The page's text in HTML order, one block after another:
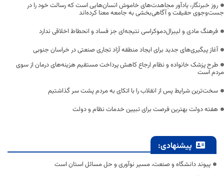
روز خبرنگار، یادآور مجاهدت‌های خاموش انسان‌هایی است که رسالت خود را در
جست‌وجوی حقیقت و آگاهی‌بخشی به جامعه معنا کرده‌اند
فرهنگ مادی و لیبرال‌دموکراسی نتیجه‌ای جز فساد و انحطاط اخلاقی ندارد
آغاز پیگیری‌های جدید برای ایجاد منطقه آزاد تجاری صنعتی در خراسان جنوبی
طرح پزشک خانواده و نظام ارجاع کاهش پرداخت مستقیم هزینه‌های درمان از سوی
مردم است
سخت‌ترین شرایط پس از انقلاب را با اتکای به مردم پشت سر گذاشتیم
هفته دولت بهترین فرصت برای تبیین خدمات نظام و دولت
پیشنهادی:
پیوند دانشگاه و صنعت، مسیر نوآوری و حل مسائل استان است